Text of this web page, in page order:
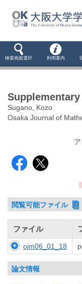
検索画面選択 利用案内
Sugano, Kozo
Osaka Journal of
閲覧可能ファイル
ファイル
ojm06_01_18
論文情報